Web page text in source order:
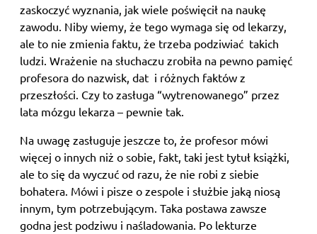
zaskoczyć wyznania, jak wiele poświęcił na naukę
zawodu. Niby wiemy, że tego wymaga się od lekarzy,
ale to nie zmienia faktu, że trzeba podziwiać takich
ludzi. Wrażenie na słuchaczu zrobiła na pewno pamięć
profesora do nazwisk, dat i różnych faktów z
przeszłości. Czy to zasługa “wytrenowanego” przez
lata mózgu lekarza – pewnie tak.
Na uwagę zasługuje jeszcze to, że profesor mówi
więcej o innych niż o sobie, fakt, taki jest tytuł książki,
ale to się da wyczuć od razu, że nie robi z siebie
bohatera. Mówi i pisze o zespole i służbie jaką niosą
innym, tym potrzebującym. Taka postawa zawsze
godna jest podziwu i naśladowania. Po lekturze